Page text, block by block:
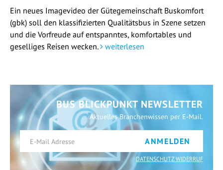
Ein neues Imagevideo der Gütegemeinschaft Buskomfort
(gbk) soll den klassifizierten Qualitätsbus in Szene setzen
und die Vorfreude auf entspanntes, komfortables und
geselliges Reisen wecken.
weiterlesen
BUS BLICKPUNKT NEWSLETTER
Aktuelles Branchenwissen per E-Mail.
ANMELDEN
DATENSCHUTZ WIDERRUF